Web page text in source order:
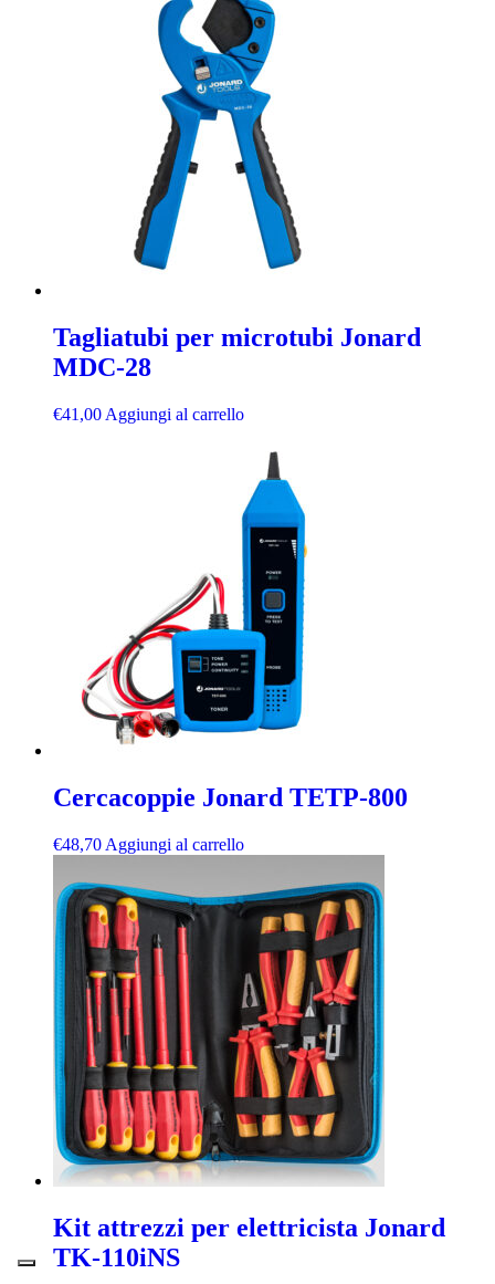
Tagliatubi per microtubi Jonard
MDC-28
€41,00 Aggiungi al carrello
Cercacoppie Jonard TETP-800
€48,70 Aggiungi al carrello
Kit attrezzi per elettricista Jonard
TK-110iNS